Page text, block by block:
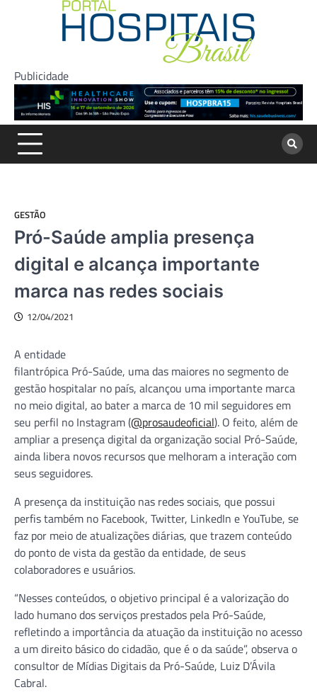
Publicidade
GESTÃO
Pró-Saúde amplia presença
digital e alcança importante
marca nas redes sociais
12/04/2021
A entidade
filantrópica Pró-Saúde, uma das maiores no segmento de
gestão hospitalar no país, alcançou uma importante marca
no meio digital, ao bater a marca de 10 mil seguidores em
seu perfil no Instagram (@prosaudeoficial). O feito, além de
ampliar a presença digital da organização social Pró-Saúde,
ainda libera novos recursos que melhoram a interação com
seus seguidores.
A presença da instituição nas redes sociais, que possui
perfis também no Facebook, Twitter, LinkedIn e YouTube, se
faz por meio de atualizações diárias, que trazem conteúdo
do ponto de vista da gestão da entidade, de seus
colaboradores e usuários.
“Nesses conteúdos, o objetivo principal é a valorização do
lado humano dos serviços prestados pela Pró-Saúde,
refletindo a importância da atuação da instituição no acesso
a um direito básico do cidadão, que é o da saúde”, observa o
consultor de Mídias Digitais da Pró-Saúde, Luiz D’Ávila
Cabral.